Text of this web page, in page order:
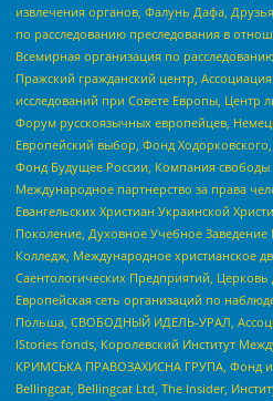
извлечения органов, Фалунь Дафа,
по расследованию преследования в
Всемирная организация по
Пражский гражданский центр,
исследований при Совете Европы, Центр
Форум русскоязычных европейцев,
Европейский выбор, Фонд
Фонд Будущее России, Компания
Международное партнерство за права
Евангельских Христиан Украинской
Поколение, Духовное Учебное
Колледж, Международное христианское
Саентологических Предприятий,
Европейская сеть организаций по
Польша, СВОБОДНЫЙ ИДЕЛЬ-УРАЛ,
IStories fonds, Королевский Институт
КРИМСЬКА ПРАВОЗАХИСНА ГРУПА, Фонд
Bellingcat, Bellingcat Ltd, The Insider,